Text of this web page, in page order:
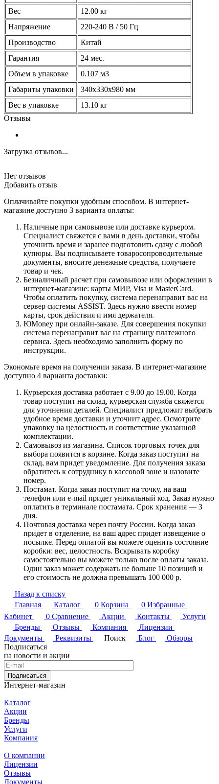
Вес
12.00 кг
Напряжение
220-240 В / 50 Гц
Производство
Китай
Гарантия
24 мес.
Объем в упаковке
0.107 м3
Габариты упаковки
340х330х980 мм
Вес в упаковке
13.10 кг
Отзывы
Загрузка отзывов...
Нет отзывов
Добавить отзыв
Оплачивайте покупки удобным способом. В интернет-
магазине доступно 3 варианта оплаты:
Наличные при самовывозе или доставке курьером.
Специалист свяжется с вами в день доставки, чтобы
уточнить время и заранее подготовить сдачу с любой
купюры. Вы подписываете товаросопроводительные
документы, вносите денежные средства, получаете
товар и чек.
Безналичный расчет при самовывозе или оформлении в
интернет-магазине: карты МИР, Visa и MasterCard.
Чтобы оплатить покупку, система перенаправит вас на
сервер системы ASSIST. Здесь нужно ввести номер
карты, срок действия и имя держателя.
ЮMoney при онлайн-заказе. Для совершения покупки
система перенаправит вас на страницу платежного
сервиса. Здесь необходимо заполнить форму по
инструкции.
Экономьте время на получении заказа. В интернет-магазине
доступно 4 варианта доставки:
Курьерская доставка работает с 9.00 до 19.00. Когда
товар поступит на склад, курьерская служба свяжется
для уточнения деталей. Специалист предложит выбрать
удобное время доставки и уточнит адрес. Осмотрите
упаковку на целостность и соответствие указанной
комплектации.
Самовывоз из магазина. Список торговых точек для
выбора появится в корзине. Когда заказ поступит на
склад, вам придет уведомление. Для получения заказа
обратитесь к сотруднику в кассовой зоне и назовите
номер.
Постамат. Когда заказ поступит на точку, на ваш
телефон или e-mail придет уникальный код. Заказ нужно
оплатить в терминале постамата. Срок хранения — 3
дня.
Почтовая доставка через почту России. Когда заказ
придет в отделение, на ваш адрес придет извещение о
посылке. Перед оплатой вы можете оценить состояние
коробки: вес, целостность. Вскрывать коробку
самостоятельно вы можете только после оплаты заказа.
Один заказ может содержать не больше 10 позиций и
его стоимость не должна превышать 100 000 р.
Назад к списку
Главная
Каталог 0 Корзина 0 Избранные
Кабинет
0 Сравнение Акции Контакты
Услуги
Бренды
Отзывы Компания
Лицензии
Документы
Реквизиты Поиск Блог
Обзоры
Подписаться
на новости и акции
Подписаться
Интернет-магазин
Каталог
Акции
Бренды
Услуги
Компания
О компании
Лицензии
Отзывы
Документы